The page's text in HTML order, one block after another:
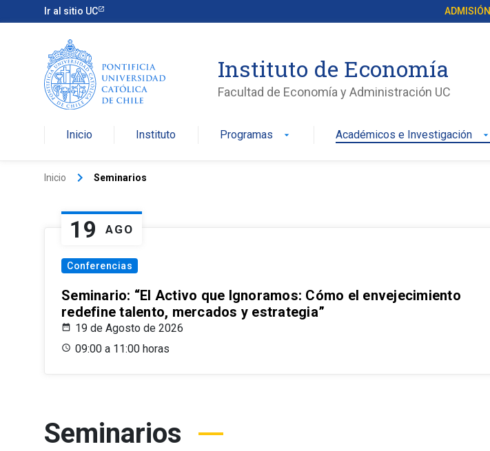
Ir al sitio UC ADMISIÓN
Instituto de Economía
Facultad de Economía y Administración UC
Inicio Instituto Programas arrow_drop_down Académicos e Investigación arrow_drop_down
Inicio keyboard_arrow_right Seminarios
19 AGO
Conferencias
Seminario: “El Activo que Ignoramos: Cómo el envejecimiento
redefine talento, mercados y estrategia”
19 de Agosto de 2026
09:00 a 11:00 horas
Seminarios